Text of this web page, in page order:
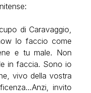
di Caravaggio,
lo faccio come
e tu male. Non
in faccia. Sono io
vivo della vostra
invito